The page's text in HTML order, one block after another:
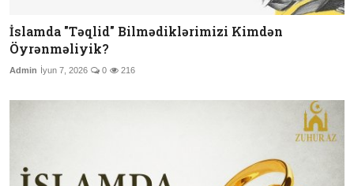
İslamda "Təqlid" Bilmədiklərimizi Kimdən
Öyrənməliyik?
Admin İyun 7, 2026 0 216